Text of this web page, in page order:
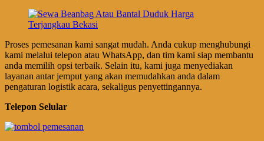
Proses pemesanan kami sangat mudah. Anda cukup menghubungi
kami melalui telepon atau WhatsApp, dan tim kami siap membantu
anda memilih opsi terbaik. Selain itu, kami juga menyediakan
layanan antar jemput yang akan memudahkan anda dalam
pengaturan logistik acara, sekaligus penyettingannya.
Telepon Selular